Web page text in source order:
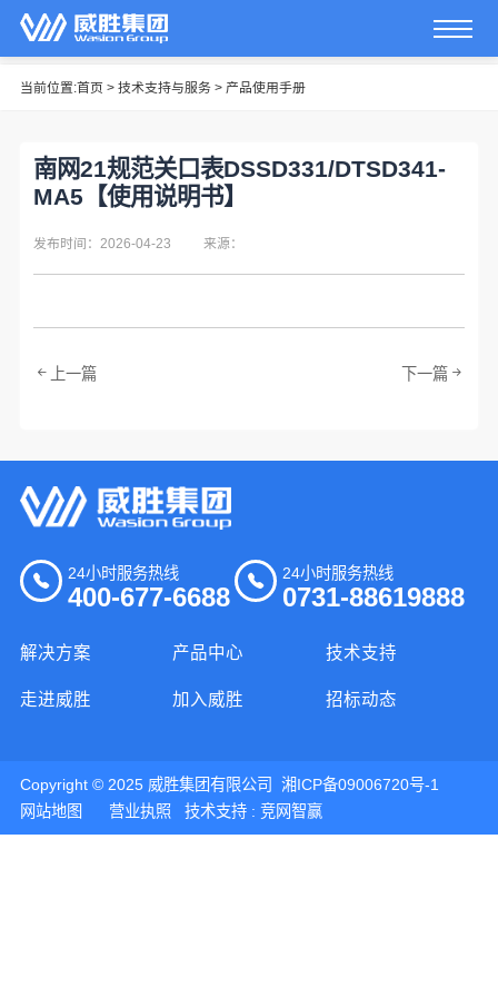
当前位置:首页 > 技术支持与服务> 产品使用手册
南网21规范关口表DSSD331/DTSD341-
MA5【使用说明书】
发布时间：2026-04-23 来源：
上一篇 下一篇
24小时服务热线
400-677-6688
24小时服务热线
0731-88619888
解决方案 产品中心 技术支持
走进威胜 加入威胜 招标动态
Copyright © 2025 威胜集团有限公司 湘ICP备09006720号-1
网站地图
营业执照 技术支持 : 竞网智赢